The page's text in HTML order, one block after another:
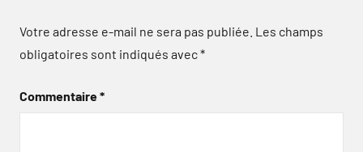
Votre adresse e-mail ne sera pas publiée. Les champs
obligatoires sont indiqués avec*
Commentaire*